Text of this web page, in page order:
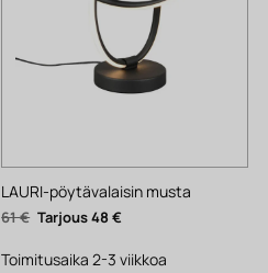
LAURI-pöytävalaisin musta
61€ Alkuperäinen
hinta
61 €.
48€
48 €.
Toimitusaika 2-3 viikkoa